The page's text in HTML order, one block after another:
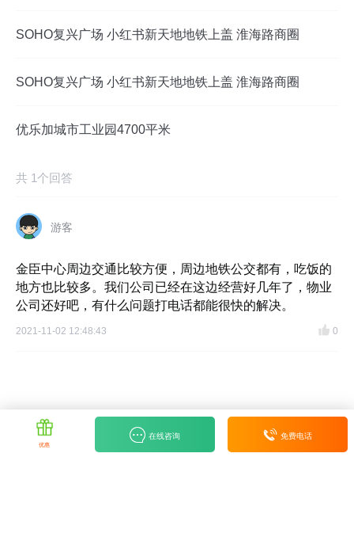
SOHO复兴广场 小红书新天地地铁上盖 淮海路商圈
SOHO复兴广场 小红书新天地地铁上盖 淮海路商圈
优乐加城市工业园4700平米
共 1个回答
游客
金臣中心周边交通比较方便，周边地铁公交都有，吃饭的
地方也比较多。我们公司已经在这边经营好几年了，物业
公司还好吧，有什么问题打电话都能很快的解决。
0
2021-11-02 12:48:43
优惠
在线咨询 免费电话